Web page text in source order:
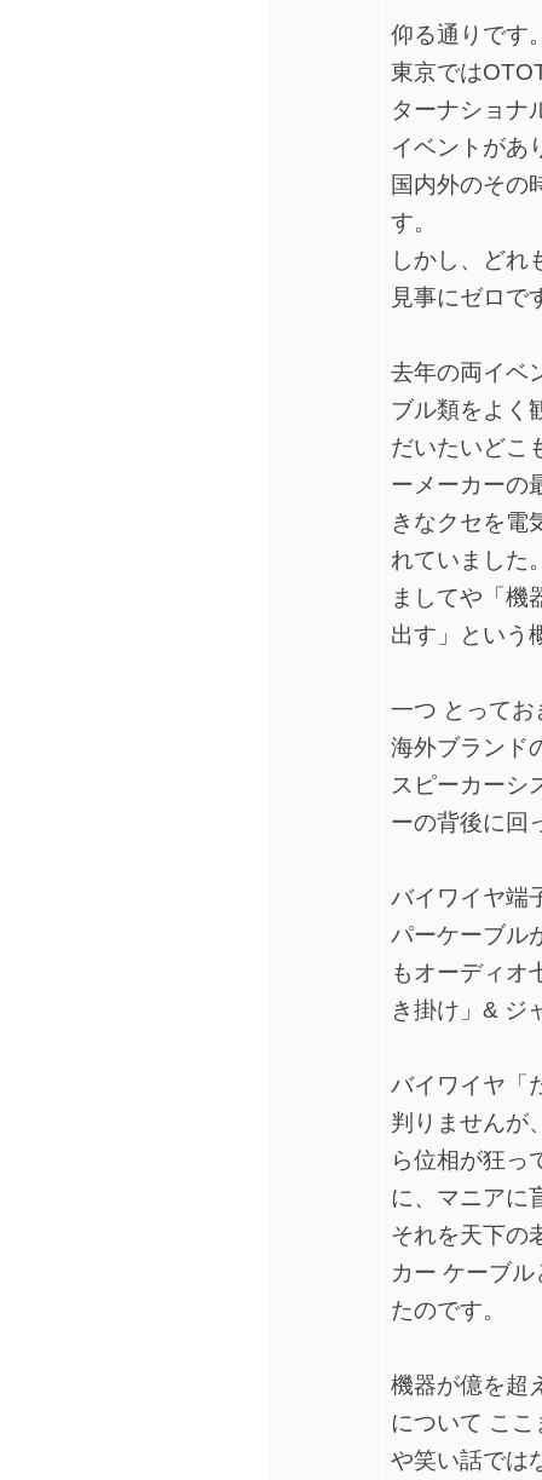
仰る通りです
東京では
ターナショナ
イベントがあ
国内外のその
す。
しかし、どれ
見事にゼロで
去年の両イベ
ブル類をよく
だいたいどこ
ーメーカーの
きなクセを電
れていました
ましてや「機
出す」という
一つ とって
海外ブランド
スピーカーシ
ーの背後に回
バイワイヤ端
パーケーブル
もオーディオ
き掛け」& ジ
バイワイヤ「
判りませんが
ら位相が狂っ
に、マニアに
それを天下の
カー ケーブ
たのです。
機器が億を超
について こ
や笑い話では